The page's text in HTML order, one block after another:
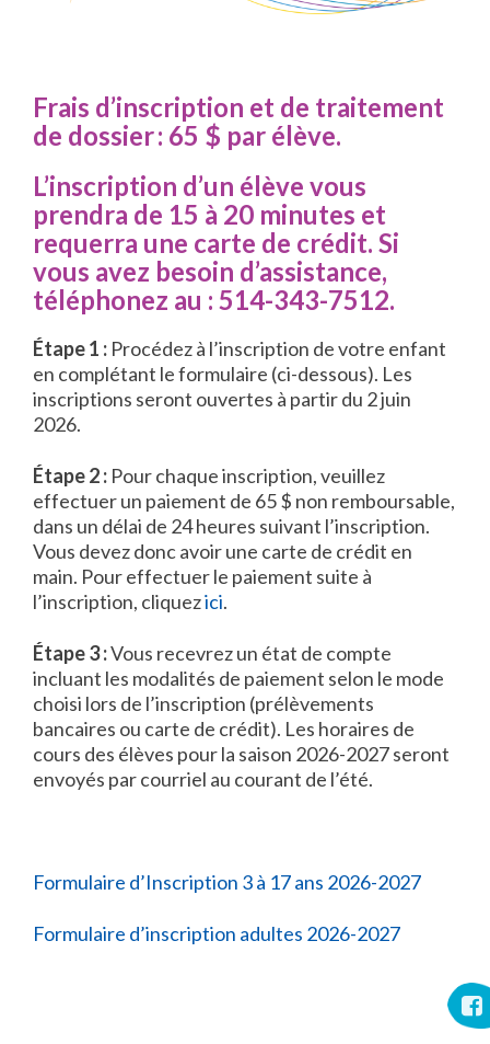
Frais d’inscription et de traitement
de dossier : 65 $ par élève.
L’inscription d’un élève vous
prendra de 15 à 20 minutes et
requerra une carte de crédit. Si
vous avez besoin d’assistance,
téléphonez au : 514-343-7512.
Étape 1 : Procédez à l’inscription de votre enfant
en complétant le formulaire (ci-dessous). Les
inscriptions seront ouvertes à partir du 2 juin
2026.
Étape 2 : Pour chaque inscription, veuillez
effectuer un paiement de 65 $ non remboursable,
dans un délai de 24 heures suivant l’inscription.
Vous devez donc avoir une carte de crédit en
main. Pour effectuer le paiement suite à
l’inscription, cliquezici.
Étape 3 :Vous recevrez un état de compte
incluant les modalités de paiement selon le mode
choisi lors de l’inscription (prélèvements
bancaires ou carte de crédit). Les horaires de
cours des élèves pour la saison 2026-2027 seront
envoyés par courriel au courant de l’été.
Formulaire d’Inscription 3 à 17 ans 2026-2027
Formulaire d’inscription adultes 2026-2027